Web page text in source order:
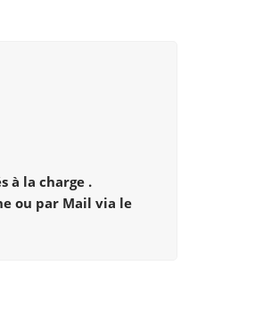
à la charge .
ou par Mail via le